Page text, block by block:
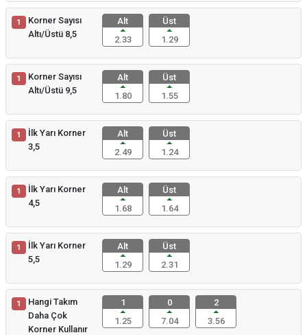
1
Korner Sayısı
Altı/Üstü 8,5
Alt
2.33
Üst
1.29
1
Korner Sayısı
Altı/Üstü 9,5
Alt
1.80
Üst
1.55
1
İlk Yarı Korner
3,5
Alt
2.49
Üst
1.24
1
İlk Yarı Korner
4,5
Alt
1.68
Üst
1.64
1
İlk Yarı Korner
5,5
Alt
1.29
Üst
2.31
1
Hangi Takım
Daha Çok
Korner Kullanır
1
1.25
0
7.04
2
3.56